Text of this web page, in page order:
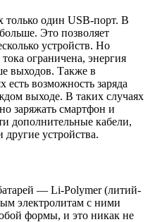
только один USB-порт. В
Это позволяет
устройств. Но
ограничена, энергия
выходов. Также в
возможность заряда
выходе. В таких случаях
заряжать смартфон и
дополнительные кабели,
другие устройства.
— Li-Polymer (литий-
электролитам с ними
формы, и это никак не